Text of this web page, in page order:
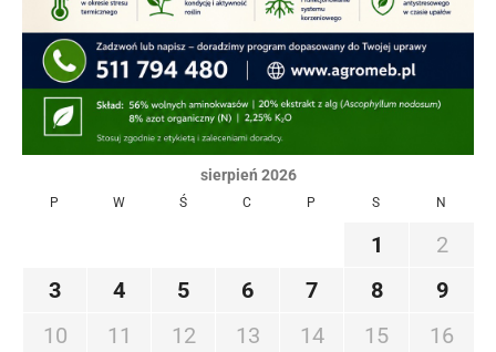
sierpień 2026
P W Ś C P S N
1
2
3
4 5 6 7 8
9
10
11 12 13 14 15
16